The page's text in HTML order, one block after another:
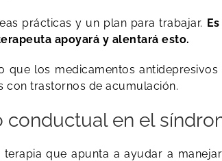
prácticas y un plan para trabajar.
apoyará y alentará esto.
que los medicamentos
con trastornos de acumulación.
conductual en el
terapia que apunta a ayudar a